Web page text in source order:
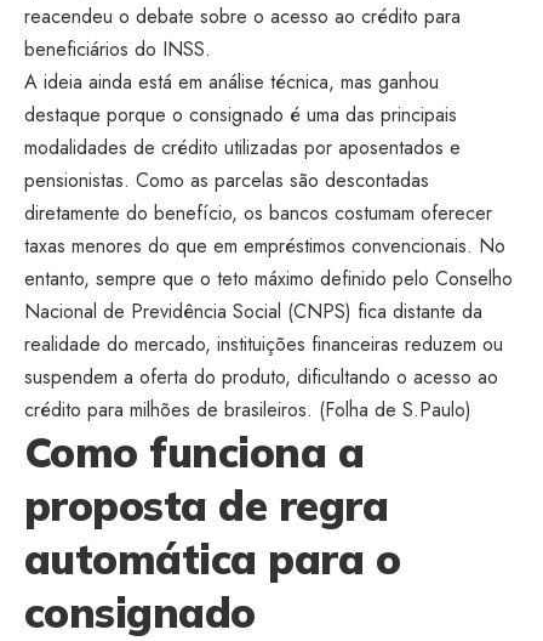
reacendeu o debate sobre o acesso ao crédito para
beneficiários do INSS.
A ideia ainda está em análise técnica, mas ganhou
destaque porque o consignado é uma das principais
modalidades de crédito utilizadas por aposentados e
pensionistas. Como as parcelas são descontadas
diretamente do benefício, os bancos costumam oferecer
taxas menores do que em empréstimos convencionais. No
entanto, sempre que o teto máximo definido pelo Conselho
Nacional de Previdência Social (CNPS) fica distante da
realidade do mercado, instituições financeiras reduzem ou
suspendem a oferta do produto, dificultando o acesso ao
crédito para milhões de brasileiros. (Folha de S.Paulo)
Como funciona a
proposta de regra
automática para o
consignado